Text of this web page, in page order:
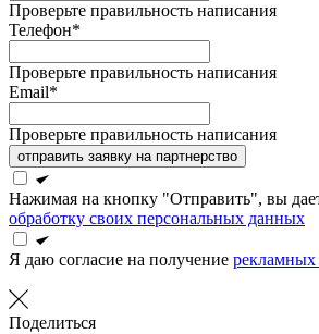
Проверьте правильность написания
Телефон*
Проверьте правильность написания
Email*
Проверьте правильность написания
отправить заявку на партнерство
Нажимая на кнопку "Отправить", вы
обработку своих персональных данных
Я даю согласие на получение рекламных
Поделиться